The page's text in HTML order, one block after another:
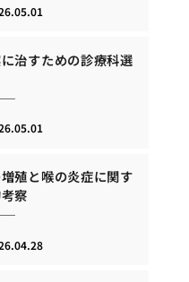
治すための診療科選
殖と喉の炎症に関す
察